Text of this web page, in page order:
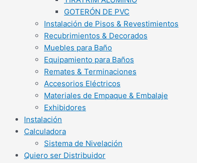
GOTERÓN DE PVC
Instalación de Pisos & Revestimientos
Recubrimientos & Decorados
Muebles para Baño
Equipamiento para Baños
Remates & Terminaciones
Accesorios Eléctricos
Materiales de Empaque & Embalaje
Exhibidores
Instalación
Calculadora
Sistema de Nivelación
Quiero ser Distribuidor